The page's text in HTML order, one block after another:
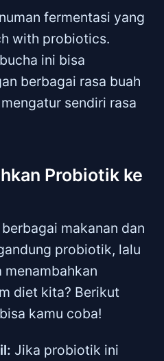
fermentasi yang
with probiotics.
ini bisa
berbagai rasa buah
sendiri rasa
Probiotik ke
makanan dan
probiotik, lalu
diet kita? Berikut
kamu coba!
Jika probiotik ini